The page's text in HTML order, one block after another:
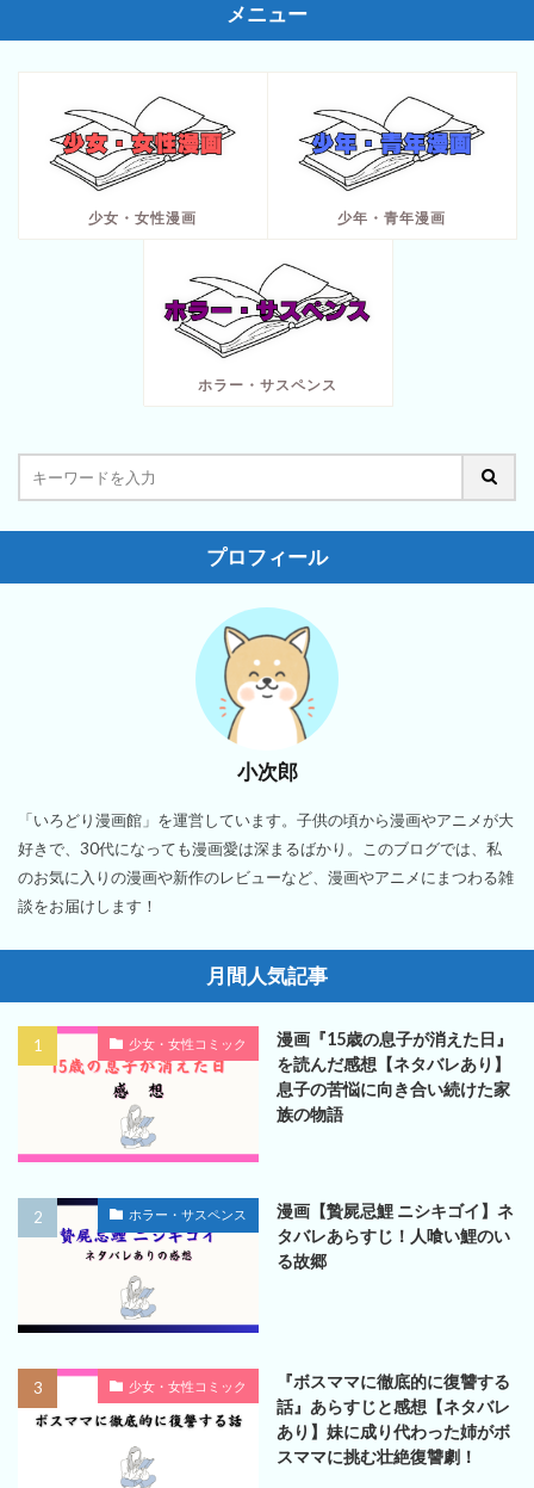
メニュー
少女・女性漫画 少年・青年漫画
ホラー・サスペンス
プロフィール
小次郎
「いろどり漫画館」を運営しています。子供の頃から漫画やアニメが大
好きで、30代になっても漫画愛は深まるばかり。このブログでは、私
のお気に入りの漫画や新作のレビューなど、漫画やアニメにまつわる雑
談をお届けします！
月間人気記事
少女・女性コミック
漫画『15歳の息子が消えた日』
を読んだ感想【ネタバレあり】
息子の苦悩に向き合い続けた家
族の物語
ホラー・サスペンス
漫画【贄屍忌鯉 ニシキゴイ】ネ
タバレあらすじ！人喰い鯉のい
る故郷
少女・女性コミック
『ボスママに徹底的に復讐する
話』あらすじと感想【ネタバレ
あり】妹に成り代わった姉がボ
スママに挑む壮絶復讐劇！